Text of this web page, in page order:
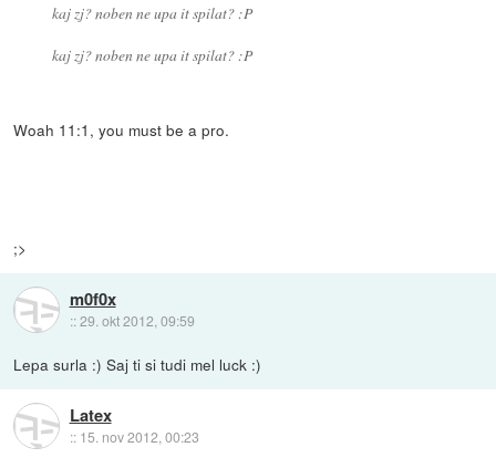
kaj zj? noben ne upa it spilat? :P
kaj zj? noben ne upa it spilat? :P
Woah 11:1, you must be a pro.
;>
m0f0x
::29. okt 2012, 09:59
Lepa surla :) Saj ti si tudi mel luck :)
Latex
:: 15. nov 2012, 00:23